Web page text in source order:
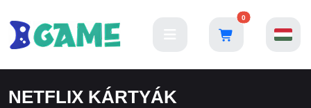
0
NETFLIX KÁRTYÁK